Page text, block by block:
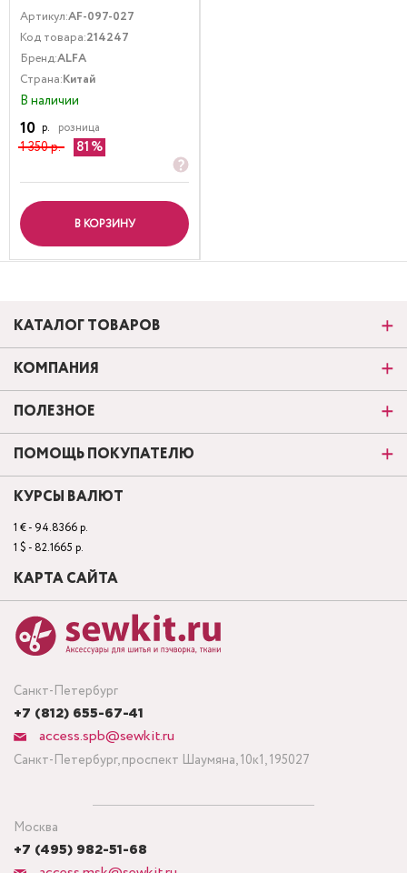
Артикул:AF-097-027
Код товара:214247
Бренд:ALFA
Страна:Китай
В наличии
10 р. розница
1 350 р. 81
В КОРЗИНУ
Санкт-Петербург
+7 (812) 655-67-41
access.spb@sewkit.ru
Санкт-Петербург, проспект Шаумяна, 10к1, 195027
Москва
+7 (495) 982-51-68
КАТАЛОГ ТОВАРОВ
КОМПАНИЯ
ПОЛЕЗНОЕ
ПОМОЩЬ ПОКУПАТЕЛЮ
КУРСЫ ВАЛЮТ
1 € - 94.8366 р.
1 $ - 82.1665 р.
КАРТА САЙТА